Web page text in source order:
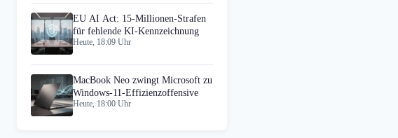
EU AI Act: 15-Millionen-Strafen
für fehlende KI-Kennzeichnung
Heute, 18:09 Uhr
MacBook Neo zwingt Microsoft zu
Windows-11-Effizienzoffensive
Heute, 18:00 Uhr